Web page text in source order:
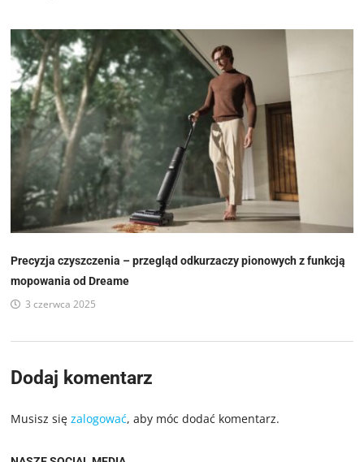
Precyzja czyszczenia – przegląd odkurzaczy pionowych z funkcją
mopowania od Dreame
3 czerwca 2025
Dodaj komentarz
Musisz sięzalogować, aby móc dodać komentarz.